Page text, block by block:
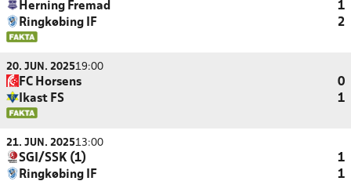
Herning Fremad
1
Ringkøbing IF
2
20. JUN. 202519:00
FC Horsens
0
Ikast FS
1
21. JUN. 202513:00
SGI/SSK (1)
1
Ringkøbing IF
1